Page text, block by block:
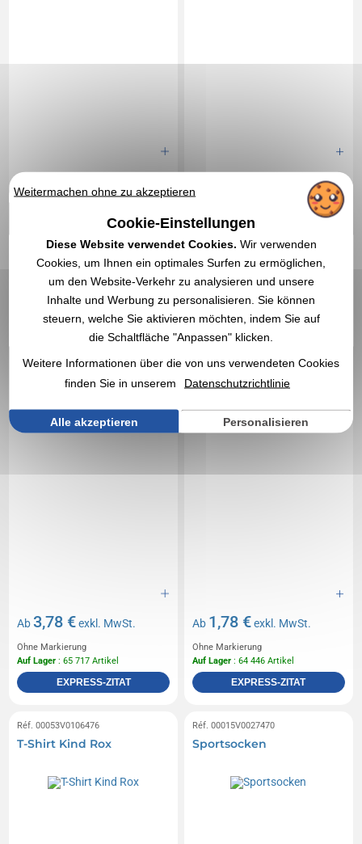
: 74 140 Artikel
EXPRESS-ZITAT
Auf Lager: 69 544 Artikel
EXPRESS-ZITAT
Réf. 00016V0212423
Atmungsaktives T-Shirt
für Herren
Ab3,78 €exkl. MwSt.
Ohne Markierung
Auf Lager : 65 717 Artikel
EXPRESS-ZITAT
4,0 Réf. 00010V0111597
Schrittzähler-Armband -
Bratara
Ab 1,78 €exkl. MwSt.
Ohne Markierung
Auf Lager : 64 446 Artikel
EXPRESS-ZITAT
Réf. 00053V0106476
T-Shirt Kind Rox
Réf. 00015V0027470
Sportsocken
Weitermachen ohne zu akzeptieren
Cookie-Einstellungen
Diese Website verwendet Cookies. Wir verwenden
Cookies, um Ihnen ein optimales Surfen zu ermöglichen,
um den Website-Verkehr zu analysieren und unsere
Inhalte und Werbung zu personalisieren. Sie können
steuern, welche Sie aktivieren möchten, indem Sie auf
die Schaltfläche "Anpassen" klicken.
Weitere Informationen über die von uns verwendeten Cookies
finden Sie in unserem
Datenschutzrichtlinie
Alle akzeptieren Personalisieren